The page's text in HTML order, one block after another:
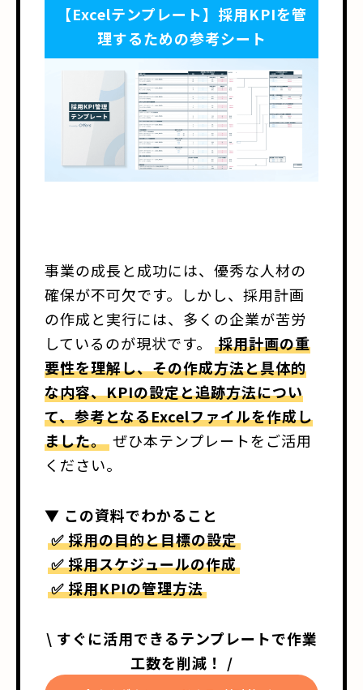
【Excelテンプレート】採用KPIを管
理するための参考シート
事業の成長と成功には、優秀な人材の
確保が不可欠です。しかし、採用計画
の作成と実行には、多くの企業が苦労
しているのが現状です。
採用計画の重
要性を理解し、その作成方法と具体的
な内容、KPIの設定と追跡方法につい
て、参考となるExcelファイルを作成し
ました。 ぜひ本テンプレートをご活用
ください。
▼ この資料でわかること
✅ 採用の目的と目標の設定
✅ 採用スケジュールの作成
✅ 採用KPIの管理方法
\ すぐに活用できるテンプレートで作業
工数を削減！ /